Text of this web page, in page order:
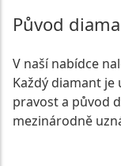
Původ
V naší nabídce
Každý diamant
pravost a původ
mezinárodně